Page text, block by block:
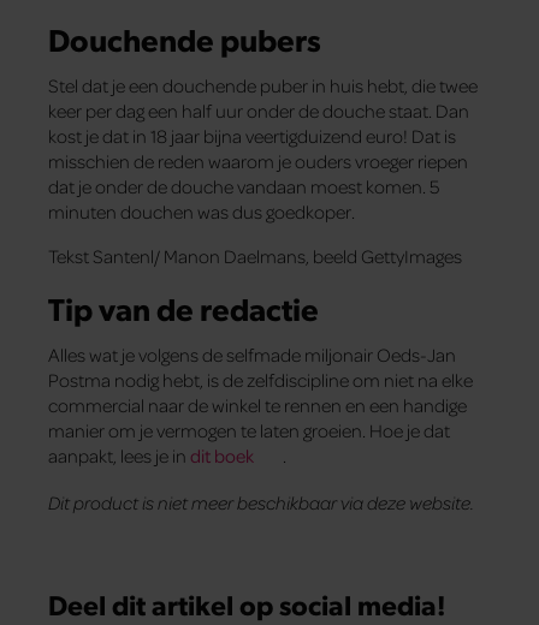
Douchende pubers
Stel dat je een douchende puber in huis hebt, die twee
keer per dag een half uur onder de douche staat. Dan
kost je dat in 18 jaar bijna veertigduizend euro! Dat is
misschien de reden waarom je ouders vroeger riepen
dat je onder de douche vandaan moest komen. 5
minuten douchen was dus goedkoper.
Tekst Santenl/ Manon Daelmans, beeld GettyImages
Tip van de redactie
Alles wat je volgens de selfmade miljonair Oeds-Jan
Postma nodig hebt, is de zelfdiscipline om niet na elke
commercial naar de winkel te rennen en een handige
manier om je vermogen te laten groeien. Hoe je dat
aanpakt, lees je in dit boek
Dit product is niet meer beschikbaar via deze website.
Deel dit artikel op social media!